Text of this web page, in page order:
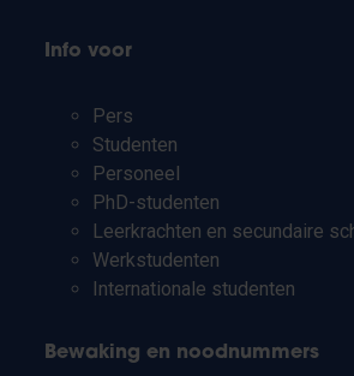
Info voor
Pers
Studenten
Personeel
PhD-studenten
Leerkrachten en secundaire
Werkstudenten
Internationale studenten
Bewaking en noodnummers